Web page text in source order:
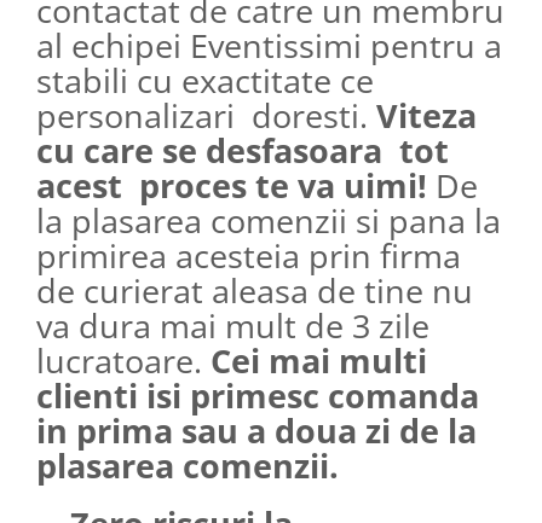
contactat de catre un membru
al echipei Eventissimi pentru a
stabili cu exactitate ce
personalizari doresti. Viteza
cu care se desfasoara tot
acest proces te va uimi! De
la plasarea comenzii si pana la
primirea acesteia prin firma
de curierat aleasa de tine nu
va dura mai mult de 3 zile
lucratoare. Cei mai multi
clienti isi primesc comanda
in prima sau a doua zi de la
plasarea comenzii.